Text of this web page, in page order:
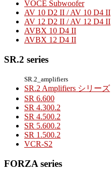
VOCE Subwoofer
AV 10 D2 II / AV 10 D4 II
AV 12 D2 II / AV 12 D4 II
AVBX 10 D4 II
AVBX 12 D4 II
SR.2 series
SR.2_amplifiers
SR.2 Amplifiers シリーズ
SR 6.600
SR 4.300.2
SR 4.500.2
SR 5.600.2
SR 1.500.2
VCR-S2
FORZA series